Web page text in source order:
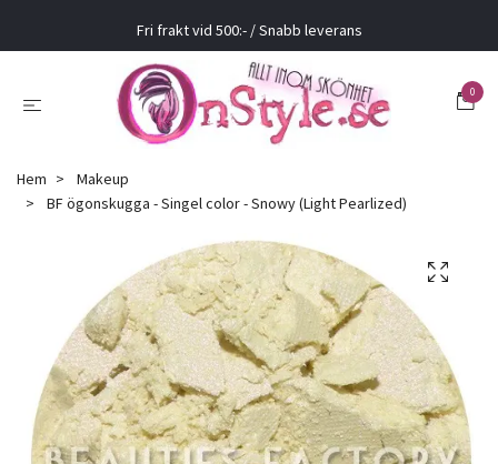
Fri frakt vid 500:- / Snabb leverans
0
Hem
Makeup
BF ögonskugga - Singel color - Snowy (Light Pearlized)